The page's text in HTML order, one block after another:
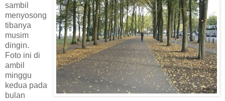
sambil
menyosong
tibanya
musim
dingin.
Foto ini di
ambil
minggu
kedua pada
bulan